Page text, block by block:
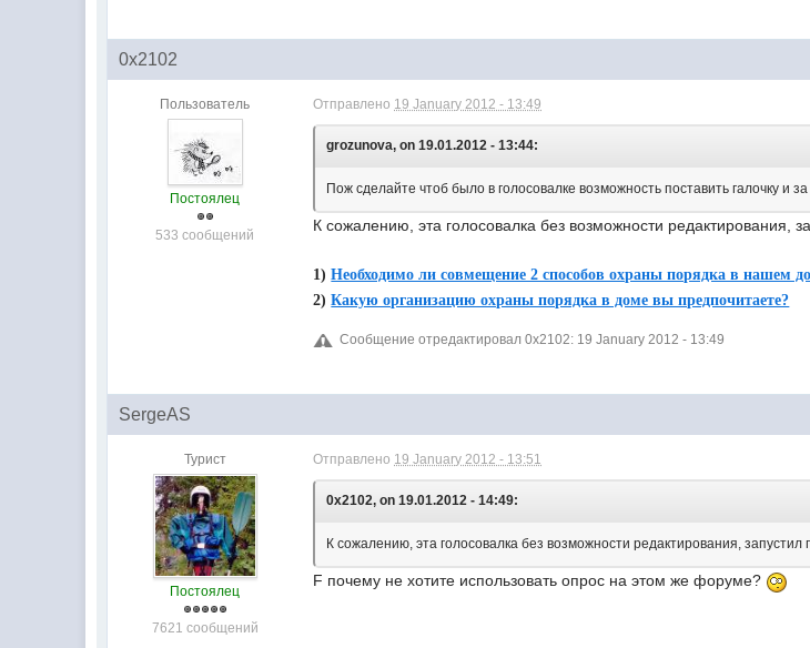
0x2102
Пользователь
Постоялец
533 сообщений
Отправлено 19 January 2012 - 13:49
grozunova, on 19.01.2012 - 13:44:
Пож сделайте чтоб было в голосовалке возможность поставить галочку и
К сожалению, эта голосовалка без возможности редактирования,
1)Необходимо ли совмещение 2 способов охраны порядка в нашем
2)Какую организацию охраны порядка в доме вы предпочитаете?
Сообщение отредактировал 0x2102: 19 January 2012 - 13:49
SergeAS
Турист
Постоялец
7621 сообщений
Отправлено 19 January 2012 - 13:51
0x2102, on 19.01.2012 - 14:49:
К сожалению, эта голосовалка без возможности редактирования, запустил
F почему не хотите использовать опрос на этом же форуме?